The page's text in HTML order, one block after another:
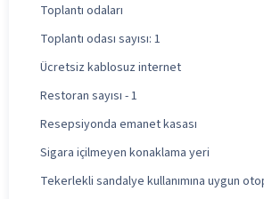
Toplantı odaları
Toplantı odası sayısı: 1
Ücretsiz kablosuz internet
Restoran sayısı - 1
Resepsiyonda emanet kasası
Sigara içilmeyen konaklama yeri
Tekerlekli sandalye kullanımına uygun